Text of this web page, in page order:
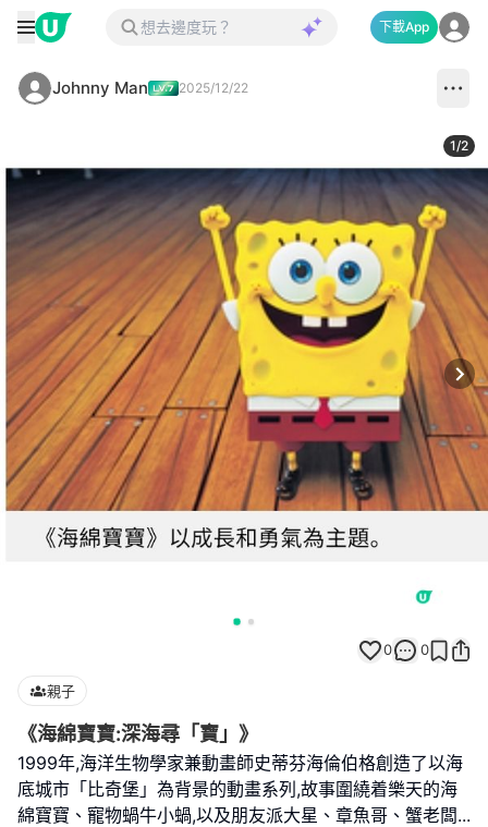
下載App
Johnny Man 2025/12/22
1/2
0 0
親子
《海綿寶寶:深海尋「寶」》
1999年,海洋生物學家兼動畫師史蒂芬海倫伯格創造了以海
底城市「比奇堡」為背景的動畫系列,故事圍繞着樂天的海
綿寶寶、寵物蝸牛小蝸,以及朋友派大星、章魚哥、蟹老闆...